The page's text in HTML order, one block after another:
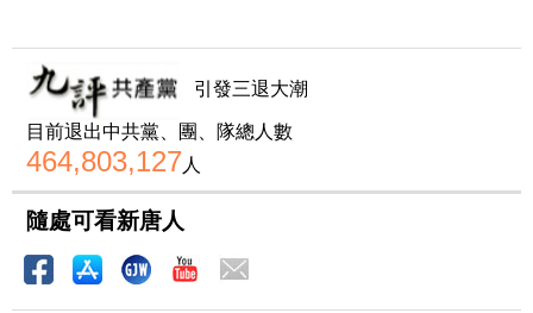
引發三退大潮
目前退出中共黨、團、隊總人數
464,803,127人
隨處可看新唐人